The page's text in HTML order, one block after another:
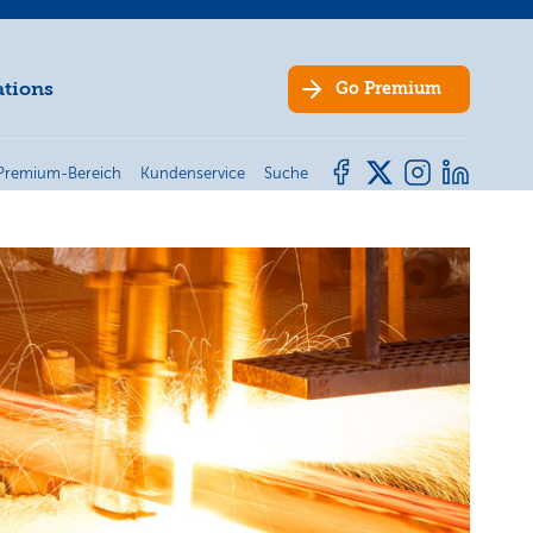
Go Premium
Bereich Kundenservice Suche